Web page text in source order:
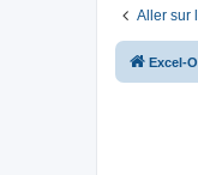
Aller sur
Excel-